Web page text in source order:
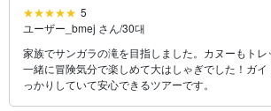
5
ユーザー_bmej さん/30대
家族でサンガラの滝を目指しました。カヌーもトレ
一緒に冒険気分で楽しめて大はしゃぎでした！ガイ
っかりしていて安心できるツアーです。